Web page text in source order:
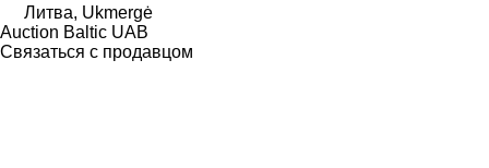
Литва, Ukmergė
Auction Baltic UAB
Связаться с продавцом